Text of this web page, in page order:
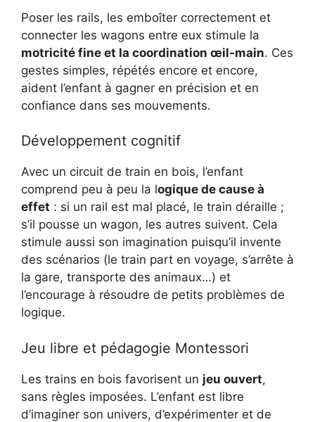
Poser les rails, les emboîter correctement et
connecter les wagons entre eux stimule la
motricité fine et la coordination œil-main. Ces
gestes simples, répétés encore et encore,
aident l’enfant à gagner en précision et en
confiance dans ses mouvements.
Développement cognitif
Avec un circuit de train en bois, l’enfant
comprend peu à peu la logique de cause à
effet : si un rail est mal placé, le train déraille ;
s’il pousse un wagon, les autres suivent. Cela
stimule aussi son imagination puisqu’il invente
des scénarios (le train part en voyage, s’arrête à
la gare, transporte des animaux…) et
l’encourage à résoudre de petits problèmes de
logique.
Jeu libre et pédagogie Montessori
Les trains en bois favorisent un jeu ouvert,
sans règles imposées. L’enfant est libre
d’imaginer son univers, d’expérimenter et de